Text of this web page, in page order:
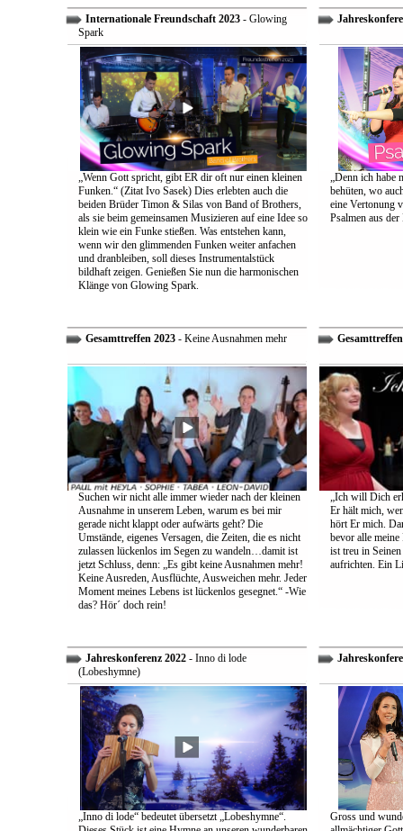
Internationale Freundschaft 2023- Glowing
Spark
„Wenn Gott spricht, gibt ER dir oft nur einen kleinen
Funken.“ (Zitat Ivo Sasek) Dies erlebten auch die
beiden Brüder Timon & Silas von Band of Brothers,
als sie beim gemeinsamen Musizieren auf eine Idee so
klein wie ein Funke stießen. Was entstehen kann,
wenn wir den glimmenden Funken weiter anfachen
und dranbleiben, soll dieses Instrumentalstück
bildhaft zeigen. Genießen Sie nun die harmonischen
Klänge von Glowing Spark.
„Denn ich habe
behüten, wo
eine Vertonung
Psalmen aus
Gesamttreffen 2023- Keine Ausnahmen mehr
Suchen wir nicht alle immer wieder nach der kleinen
Ausnahme in unserem Leben, warum es bei mir
gerade nicht klappt oder aufwärts geht? Die
Umstände, eigenes Versagen, die Zeiten, die es nicht
zulassen lückenlos im Segen zu wandeln…damit ist
jetzt Schluss, denn: „Es gibt keine Ausnahmen mehr!
Keine Ausreden, Ausflüchte, Ausweichen mehr. Jeder
Moment meines Lebens ist lückenlos gesegnet.“ -Wie
das? Hör´ doch rein!
„Ich will Dich
Er hält mich,
hört Er mich.
bevor alle
ist treu in
aufrichten. Ein
Jahreskonferenz 2022- Inno di lode
(Lobeshymne)
„Inno di lode“ bedeutet übersetzt „Lobeshymne“.
Gross und